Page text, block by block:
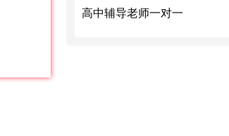
高中辅导老师一对一